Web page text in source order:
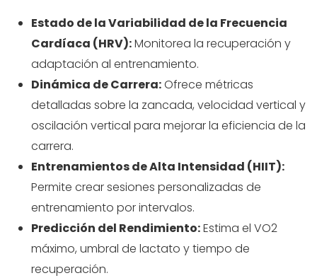
Estado de la Variabilidad de la Frecuencia
Cardíaca (HRV):Monitorea la recuperación y
adaptación al entrenamiento.
Dinámica de Carrera:Ofrece métricas
detalladas sobre la zancada, velocidad vertical y
oscilación vertical para mejorar la eficiencia de la
carrera.
Entrenamientos de Alta Intensidad (HIIT):
Permite crear sesiones personalizadas de
entrenamiento por intervalos.
Predicción del Rendimiento:Estima el VO2
máximo, umbral de lactato y tiempo de
recuperación.